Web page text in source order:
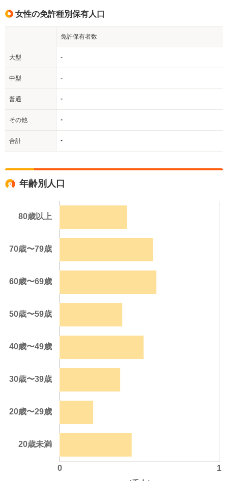
女性の免許種別保有人口
免許保有者数
大型 -
中型 -
普通 -
その他 -
合計 -
年齢別人口